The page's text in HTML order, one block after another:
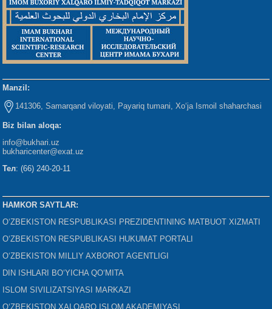
Manzil:
141306, Samarqand viloyati, Payariq tumani, Xo‘ja Ismoil shaharchasi
Biz bilan aloqa:
info@bukhari.uz
bukharicenter@exat.uz
Тел: (66) 240-20-11
HAMKOR SAYTLAR:
O‘ZBEKISTON RESPUBLIKASI PREZIDENTINING MATBUOT XIZMATI
O‘ZBEKISTON RESPUBLIKASI HUKUMAT PORTALI
O‘ZBEKISTON MILLIY AXBOROT AGENTLIGI
DIN ISHLARI BO‘YICHA QO‘MITA
ISLOM SIVILIZATSIYASI MARKAZI
O‘ZBEKISTON XALQARO ISLOM AKADEMIYASI